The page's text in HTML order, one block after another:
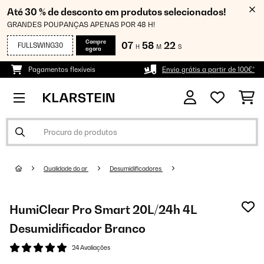
Até 30 % de desconto em produtos selecionados!
GRANDES POUPANÇAS APENAS POR 48 H!
FULLSWING30
Compre
agora
07 H 58 M 21 S
Pagamentos flexíveis Envio grátis a partir de 100€*
Qualidade do ar Desumidificadores
HumiClear Pro Smart 20L/24h 4L
Desumidificador Branco
24 Avaliações